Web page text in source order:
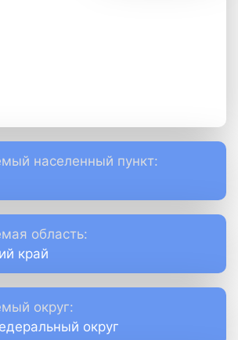
населенный пункт:
область:
край
округ:
округ